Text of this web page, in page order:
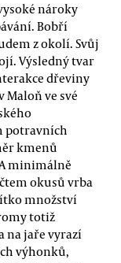
nároky
Bobří
z okolí. Svůj
Výsledný tvar
dřeviny
Maloň ve své
potravních
kmenů
minimálně
okusů vrba
množství
totiž
na jaře vyrazí
výhonků,